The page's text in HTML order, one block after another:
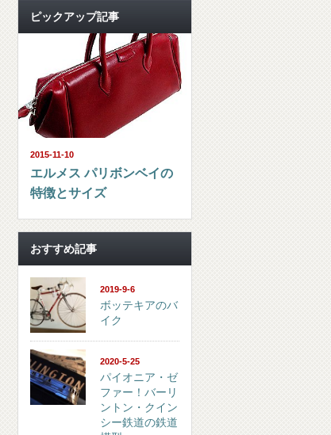
ピックアップ記事
2015-11-10
エルメス パリボンベイの
特徴とサイズ
おすすめ記事
2019-9-6
ボッテキアのバ
イク
2020-5-25
パイオニア・ゼ
ファー！バーリ
ントン・クイン
シー鉄道の鉄道